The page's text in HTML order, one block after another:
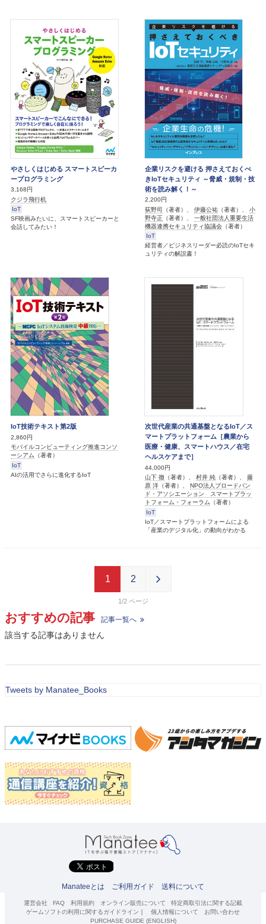
やさしくはじめる スマートスピーカ
ープログラミング
3,168円
クジラ飛行机
IoT
SF映画みたいに、スマートスピーカーと
会話してみたい！
企業リスクを避ける 押さえておくべ
きIoTセキュリティ ～脅威・規制・技
術を読み解く！～
2,200円
荻野司
（著者）、 伊藤公祐 （著者）、 小
野寺正 （著者）、 一般社団法人重要生活
機器連携セキュリティ協議会 （著者）
IoT
経営者／ビジネスリーダー必読のIoTセキ
ュリティの解説書！
IoT技術テキスト第2版
2,860円
モバイルコンピューティング推進コンソ
ーシアム （著者）
IoT
AIの活用でさらに進化するIoT
次世代産業の共通基盤となるIoT／ス
マートプラットフォーム［農業から
医療・健康、スマートハウス／在宅
ヘルスケアまで］
44,000円
山下 徹 （著者）、 村井 純 （著者）、 藤
原 洋 （著者）、 NPO法人ブロードバン
ド・アソシエーション スマートプラッ
トフォーム・フォーラム （著者）
IoT
IoT／スマートプラットフォームによる
「産業のデジタル化」の動向がわかる
1/2
1 2
おすすめの記事 記事一覧へ
該当する記事はありません
Tweets by Manatee_Books
Manateeとは ご利用ガイド 送料について
運営会社 FAQ 利用規約 オンライン販売について
特定商取引法に関する記載
ゲームソフトの利用に関するガイドライン
個人情報について
お問い合わせ
PURCHASE GUIDE (ENGLISH)